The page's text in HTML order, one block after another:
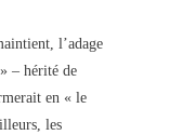
l’adage
– hérité de
en « le
les